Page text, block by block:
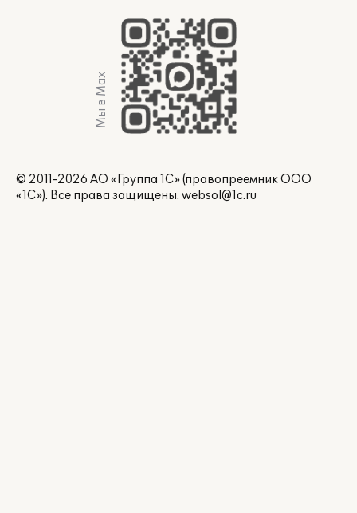
Мы в Max
© 2011-2026 АО «Группа 1С» (правопреемник ООО
«1С»). Все права защищены. websol@1c.ru